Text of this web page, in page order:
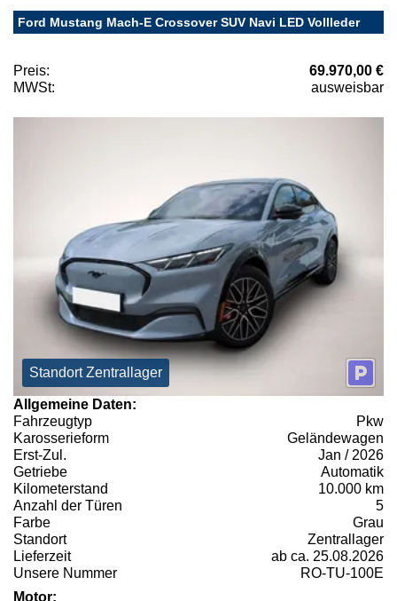
Ford Mustang Mach-E Crossover SUV Navi LED Vollleder
Preis:
69.970,00 €
MWSt:
ausweisbar
Standort Zentrallager
Allgemeine Daten:
Fahrzeugtyp
Pkw
Karosserieform
Geländewagen
Erst-Zul.
Jan / 2026
Getriebe
Automatik
Kilometerstand
10.000 km
Anzahl der Türen
5
Farbe
Grau
Standort
Zentrallager
Lieferzeit
ab ca. 25.08.2026
Unsere Nummer
RO-TU-100E
Motor: